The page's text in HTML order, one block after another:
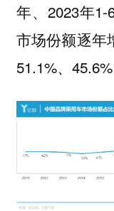
年、2023年
市场份额逐年
51.1%、